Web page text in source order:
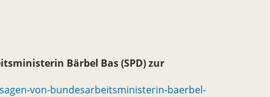
Bärbel Bas (SPD) zur
von-bundesarbeitsministerin-baerbel-